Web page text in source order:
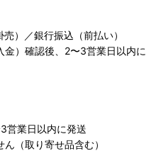
）／銀行振込（前払い）
金）確認後、2〜3営業日以内に
営業日以内に発送
（取り寄せ品含む）